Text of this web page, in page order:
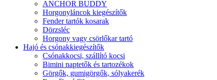
ANCHOR BUDDY
Horgonyláncok kiegészítők
Fender tartók kosarak
Dörzsléc
Horgony vagy csörlőkar tartó
Hajó és csónakkiegészítők
Csónakkocsi, szállító kocsi
Bimini naptetők és tartozékok
Görgők, gumigörgők, sólyakerék